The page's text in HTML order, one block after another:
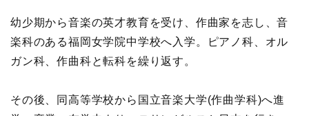
幼少期から音楽の英才教育を受け、作曲家を志し、音
楽科のある福岡女学院中学校へ入学。ピアノ科、オル
ガン科、作曲科と転科を繰り返す。
その後、同高等学校から国立音楽大学(作曲学科)へ進